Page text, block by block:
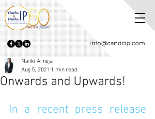
info@candcip.com
Onwards and Upwards!
Nanki Arneja
Aug 5, 2021 1 min read
In a recent press release